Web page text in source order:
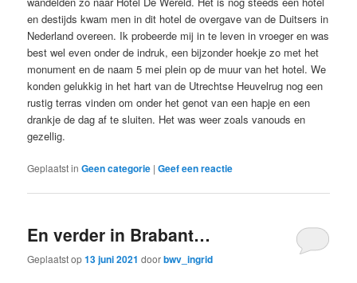
en destijds kwam men in dit hotel de overgave van de Duitsers in
Nederland overeen. Ik probeerde mij in te leven in vroeger en was
best wel even onder de indruk, een bijzonder hoekje zo met het
monument en de naam 5 mei plein op de muur van het hotel. We
konden gelukkig in het hart van de Utrechtse Heuvelrug nog een
rustig terras vinden om onder het genot van een hapje en een
drankje de dag af te sluiten. Het was weer zoals vanouds en
gezellig.
Geplaatst in Geen categorie |Geef een reactie
En verder in Brabant…
Geplaatst op13 juni 2021 doorbwv_ingrid